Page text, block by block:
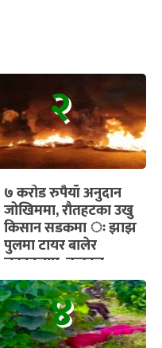
२
७ करोड रुपैयाँ अनुदान
जोखिममा, रौतहटका उखु
किसान सडकमा ः झाझ
पुलमा टायर बालेर
चक्काजाम, तत्काल
भुक्तानी सुनिश्चित गर्न माग
४